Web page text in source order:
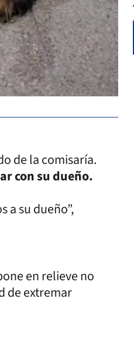
de la comisaría.
con su dueño.
a su dueño”,
en relieve no
de extremar